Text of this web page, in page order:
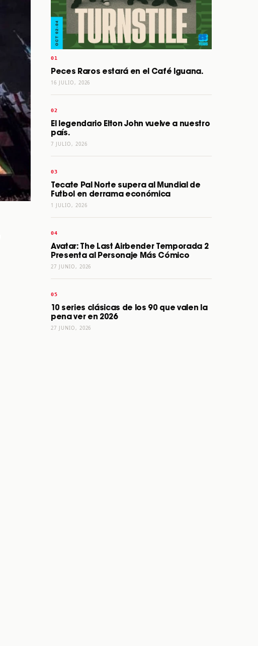
Peces Raros estará en el Café Iguana.
16 JULIO, 2026
El legendario Elton John vuelve a nuestro
país.
7 JULIO, 2026
Tecate Pal Norte supera al Mundial de
Futbol en derrama económica
1 JULIO, 2026
Avatar: The Last Airbender Temporada 2
Presenta al Personaje Más Cómico
27 JUNIO, 2026
10 series clásicas de los 90 que valen la
pena ver en 2026
27 JUNIO, 2026